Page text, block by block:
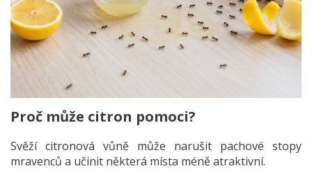
Proč může citron pomoci?
Svěží citronová vůně může narušit pachové stopy
mravenců a učinit některá místa méně atraktivní.